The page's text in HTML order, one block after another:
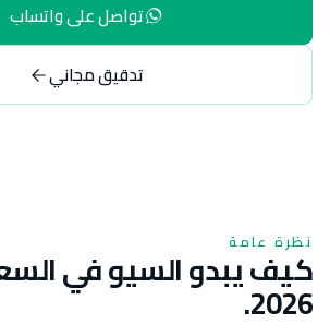
تواصل على واتساب
تدقيق مجاني
نظرة عامة
كيف يبدو السيو في
2026.